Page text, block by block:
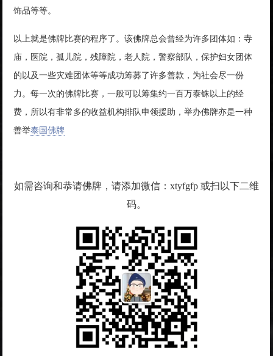
饰品等等。
以上就是佛牌比赛的程序了。该佛牌总会曾经为许多团体如：寺
庙，医院，孤儿院，残障院，老人院，警察部队，保护妇女团体
的以及一些灾难团体等等成功筹募了许多善款，为社会尽一份
力。每一次的佛牌比赛，一般可以筹集约一百万泰铢以上的经
费，所以有非常多的收益机构排队申领援助，举办佛牌亦是一种
善举泰国佛牌
如需咨询和恭请佛牌，请添加微信：xtyfgfp 或扫以下二维
码。